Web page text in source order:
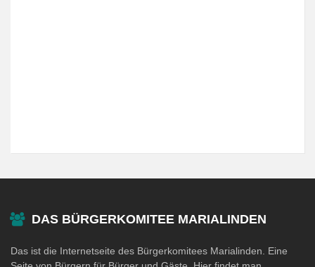
DAS BÜRGERKOMITEE MARIALINDEN
Das ist die Internetseite des Bürgerkomitees Marialinden. Eine